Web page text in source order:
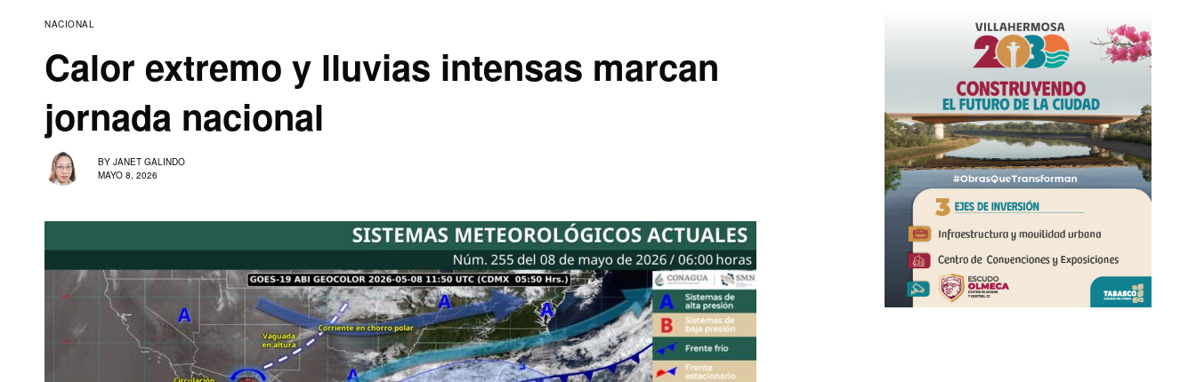
NACIONAL
Calor extremo y lluvias intensas marcan
jornada nacional
BY JANET GALINDO
MAYO 8, 2026